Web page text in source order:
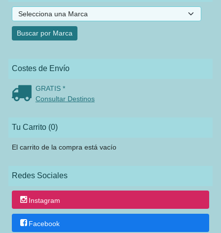
Costes de Envío
GRATIS *
Consultar Destinos
Tu Carrito (0)
El carrito de la compra está vacío
Redes Sociales
Instagram
Facebook